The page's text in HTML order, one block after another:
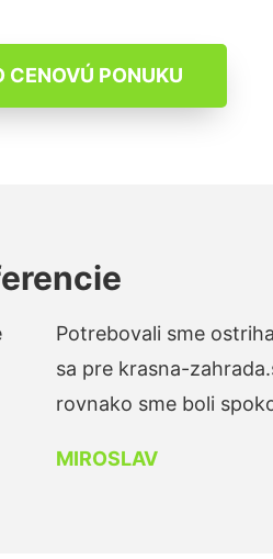
CENOVÚ PONUKU
Potrebovali sme
sa pre krasna-
rovnako sme boli
MIROSLAV